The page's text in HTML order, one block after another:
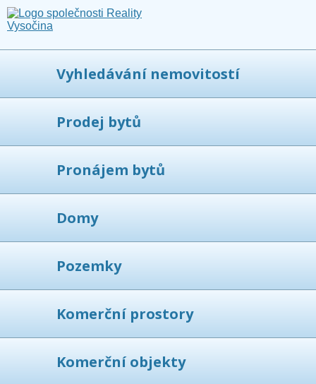
Vyhledávání nemovitostí
Prodej bytů
Pronájem bytů
Domy
Pozemky
Komerční prostory
Komerční objekty